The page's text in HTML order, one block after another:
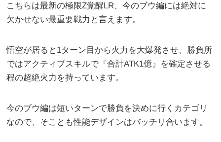
こちらは最新の極限Z覚醒LR、今のブウ編には絶対に
欠かせない最重要戦力と言えます。
悟空が居ると1ターン目から火力を大爆発させ、勝負所
ではアクティブスキルで『合計ATK1億』を確定させる
程の超絶火力を持っています。
今のブウ編は短いターンで勝負を決めに行くカテゴリ
なので、そことも性能デザインはバッチリ合います。